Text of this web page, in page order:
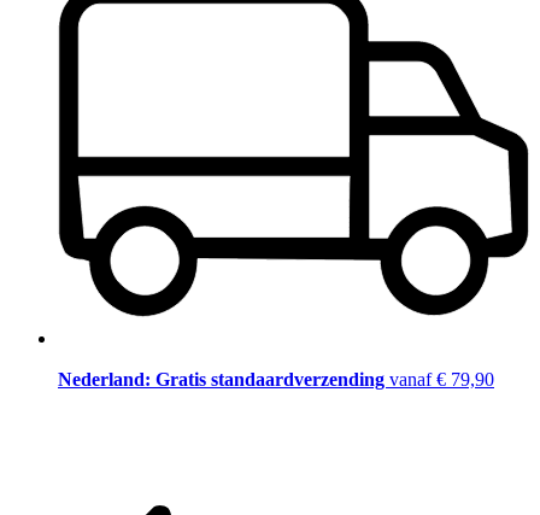
Nederland: Gratis standaardverzending vanaf € 79,90